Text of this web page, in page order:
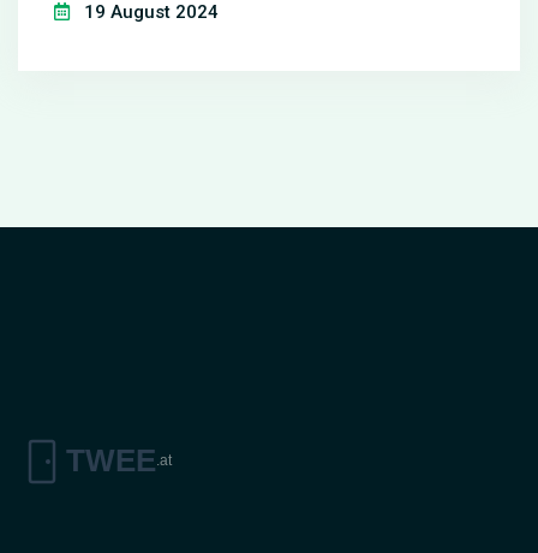
atemberaubende Räume schaffen. Das Stück zeigt
19 August 2024